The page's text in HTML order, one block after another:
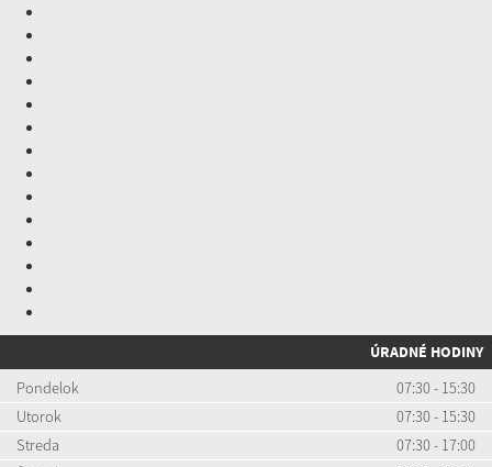
ÚRADNÉ HODINY
Pondelok
07:30 - 15:30
Utorok
07:30 - 15:30
Streda
07:30 - 17:00